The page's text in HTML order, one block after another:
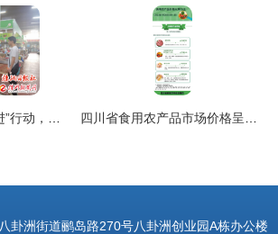
卦洲街道鹂岛路270号八卦洲创业园A栋办公楼